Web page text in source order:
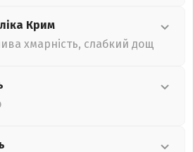
Крим
хмарність, слабкий дощ